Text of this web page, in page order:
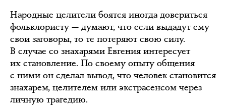
Народные целители боятся иногда довериться
фольклористу — думают, что если выдадут ему
свои заговоры, то те потеряют свою силу.
В случае со знахарями Евгения интересует
их становление. По своему опыту общения
с ними он сделал вывод, что человек становится
знахарем, целителем или экстрасенсом через
личную трагедию.